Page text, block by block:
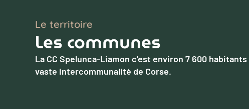
Le territoire
Les communes
La CC Spelunca-Liamon c'est environ 7 600
vaste intercommunalité de Corse.